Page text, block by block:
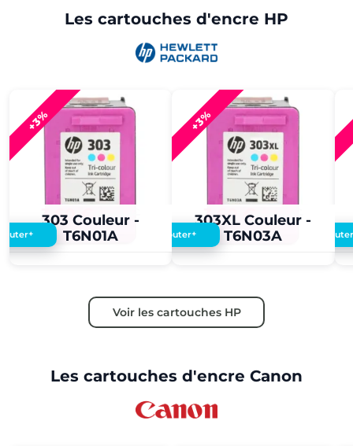
Les cartouches d'encre HP
+3%
303 Couleur -
T6N01A
3,60 €3,50 €
+
+3%
303XL Couleur -
T6N03A
3,60 €3,50 €
Ajouter+
Voir les cartouches HP
Les cartouches d'encre Canon